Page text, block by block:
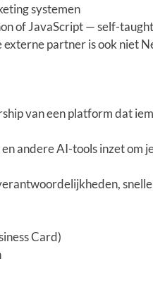
systemen
of JavaScript — self-
partner is ook niet
van een platform dat
andere AI-tools inzet om
Card)